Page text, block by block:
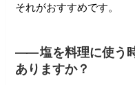
それがおすすめです。
―― 塩を料理に使う
ありますか？